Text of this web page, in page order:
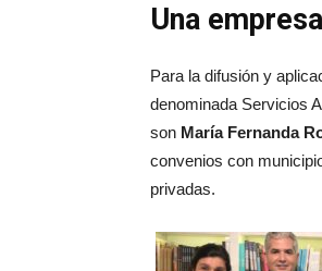
Una
Para la difusión y
denominada Servicios
son María Fernanda
convenios con
privadas.